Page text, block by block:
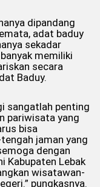
dipandang
adat baduy
sekadar
memiliki
secara
Baduy.
sangatlah penting
pariwisata yang
bisa
jaman yang
dengan
Kabupaten Lebak
wisatawan-
pungkasnya.